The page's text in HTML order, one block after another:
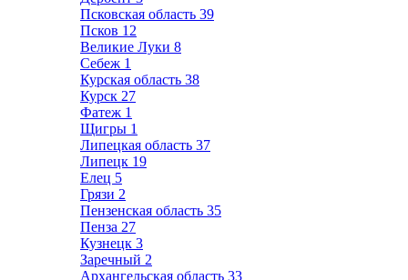
Псковская область 39
Псков 12
Великие Луки 8
Себеж 1
Курская область 38
Курск 27
Фатеж 1
Щигры 1
Липецкая область 37
Липецк 19
Елец 5
Грязи 2
Пензенская область 35
Пенза 27
Кузнецк 3
Заречный 2
Архангельская область 33